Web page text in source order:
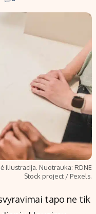
skaičiuoklė
finansai
iliustracija. Nuotrauka: RDNE
Stock project / Pexels.
tapo ne tik